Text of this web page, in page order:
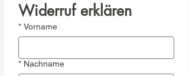
Widerruf erklären
* Vorname
* Nachname